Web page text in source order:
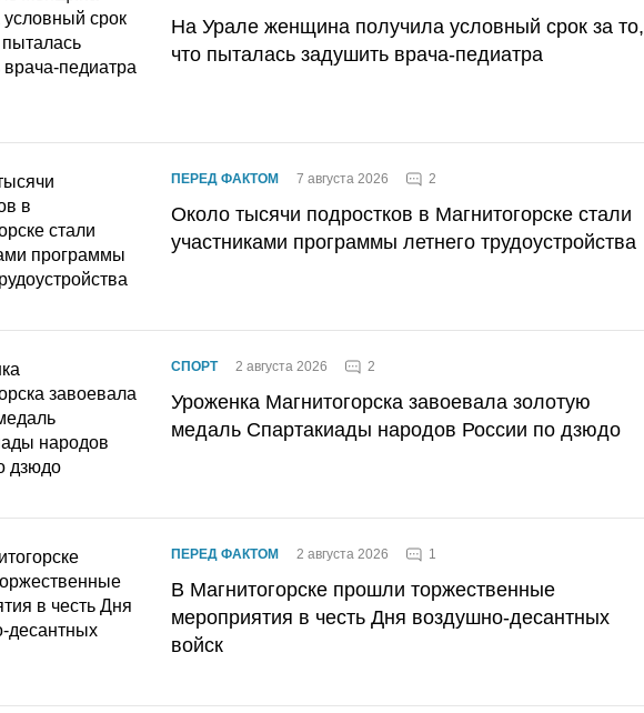
На Урале женщина получила условный срок за то,
что пыталась задушить врача-педиатра
ПЕРЕД ФАКТОМ 7 августа 2026 2
Около тысячи подростков в Магнитогорске стали
участниками программы летнего трудоустройства
СПОРТ 2 августа 2026 2
Уроженка Магнитогорска завоевала золотую
медаль Спартакиады народов России по дзюдо
ПЕРЕД ФАКТОМ 2 августа 2026 1
В Магнитогорске прошли торжественные
мероприятия в честь Дня воздушно-десантных
войск